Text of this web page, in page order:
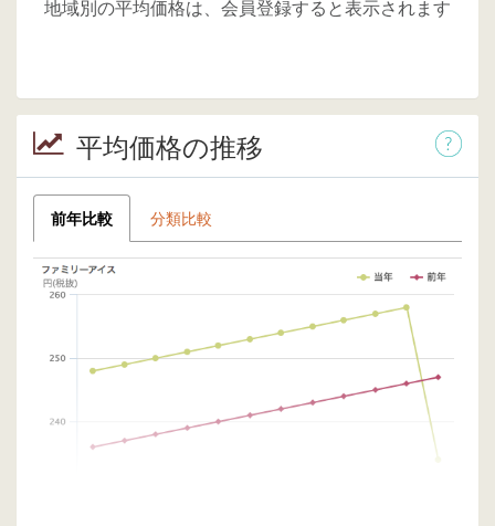
地域別の平均価格は、会員登録すると表示されます
平均価格の推移
前年比較 分類比較